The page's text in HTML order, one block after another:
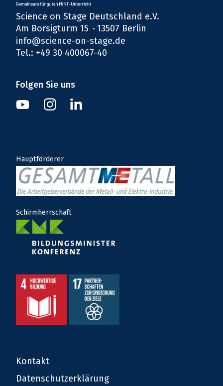
Science on Stage Deutschland e.V.
Am Borsigturm 15
13507 Berlin
info@science-on-stage.de
Tel.: +49 30 400067-40
Folgen Sie uns
YoutubeInstagramLinkedin
Hauptförderer
Schirmherrschaft
Kontakt
Datenschutzerklärung